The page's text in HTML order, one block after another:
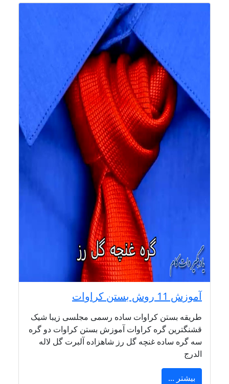
آموزش 11 روش بستن کراوات
طریقه بستن کراوات ساده رسمی مجلسی زیبا شیک
قشنگترین گره کراوات آموزش بستن کراوات دو گره
سه گره ساده غنچه گل رز شاهزاده آلبرت گل لاله
الدرج
بیشتر ...